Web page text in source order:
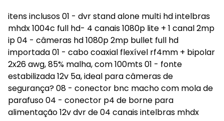
itens inclusos 01 - dvr stand alone multi hd intelbras
mhdx 1004c full hd- 4 canais 1080p lite + 1 canal 2mp
ip 04 - câmeras hd 1080p 2mp bullet full hd
importada 01 - cabo coaxial flexível rf4mm + bipolar
2x26 awg, 85% malha, com 100mts 01 - fonte
estabilizada 12v 5a, ideal para câmeras de
segurança? 08 - conector bnc macho com mola de
parafuso 04 - conector p4 de borne para
alimentação 12v dvr de 04 canais intelbras mhdx